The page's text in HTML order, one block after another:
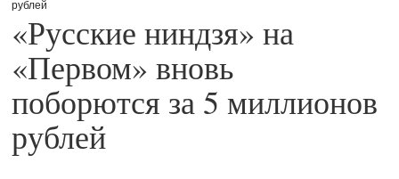
рублей
«Русские ниндзя» на
«Первом» вновь
поборются за 5 миллионов
рублей